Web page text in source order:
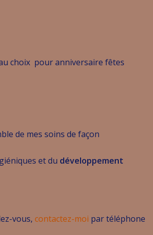
choix pour anniversaire fêtes
de mes soins de façon
et du développement
vous, contactez-moi par téléphone